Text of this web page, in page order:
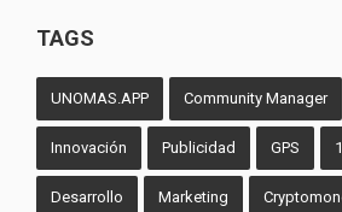
TAGS
UNOMAS.APP Community Manager
Innovación Publicidad GPS
Desarrollo Marketing